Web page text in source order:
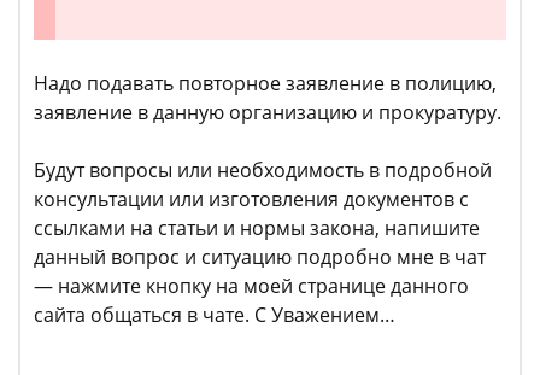
Надо подавать повторное заявление в полицию,
заявление в данную организацию и прокуратуру.
Будут вопросы или необходимость в подробной
консультации или изготовления документов с
ссылками на статьи и нормы закона, напишите
данный вопрос и ситуацию подробно мне в чат
— нажмите кнопку на моей странице данного
сайта общаться в чате. С Уважением…